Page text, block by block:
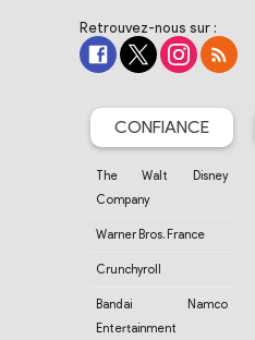
Retrouvez-nous sur :
CONFIANCE
The Walt Disney
Company
Warner Bros. France
Crunchyroll
Bandai Namco
Entertainment